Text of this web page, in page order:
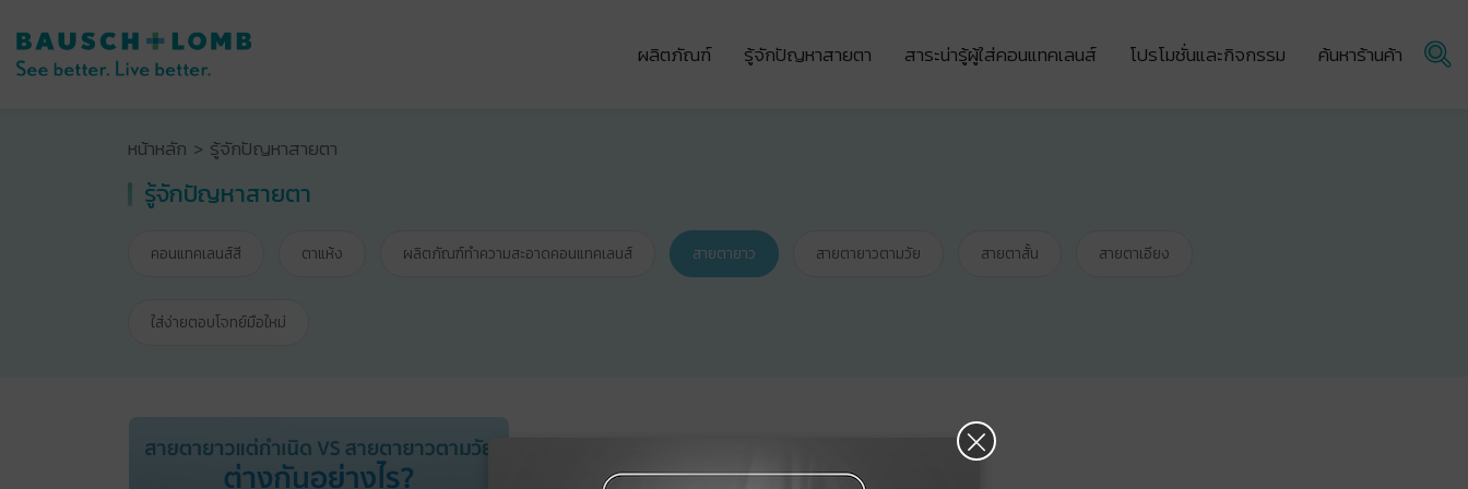
×
หน้าหลัก รู้จักปัญหาสายตา
รู้จักปัญหาสายตา
คอนแทคเลนส์สี ตาแห้ง ผลิตภัณฑ์ทำความสะอาดคอนแทคเลนส์ สายตายาว สายตายาวตามวัย สายตาสั้น สายตาเอียง
ใส่ง่ายตอบโจทย์มือใหม่
ผลิตภัณฑ์ รู้จักปัญหาสายตา สาระน่ารู้ผู้ใส่คอนแทคเลนส์ โปรโมชั่นและกิจกรรม ค้นหาร้านค้า